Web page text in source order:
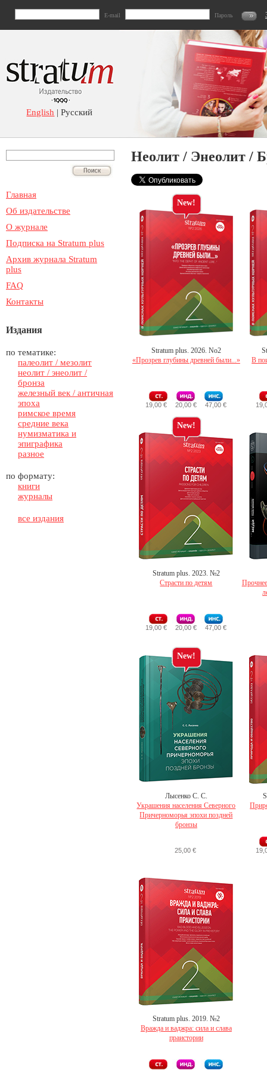
E-mail Пароль
English | Русский
Главная
Об издательстве
О журнале
Подписка на Stratum plus
Архив журнала Stratum
plus
FAQ
Контакты
Издания
по тематике:
палеолит / мезолит
неолит / энеолит /
бронза
железный век / античная
эпоха
римское время
средние века
нумизматика и
эпиграфика
разное
по формату:
книги
журналы
все издания
Неолит / Энеолит /
New!
Stratum plus. 2026. No2
«Прозрев глубины древней были...»
19,00 € 20,00 € 47,00 €
В
New!
Stratum plus. 2023. №2
Страсти по детям
19,00 € 20,00 € 47,00 €
New!
Лысенко С. С.
Украшения населения Северного
Причерноморья эпохи поздней
бронзы
25,00 €
Stratum plus. 2019. №2
Вражда и ваджра: сила и слава
праистории